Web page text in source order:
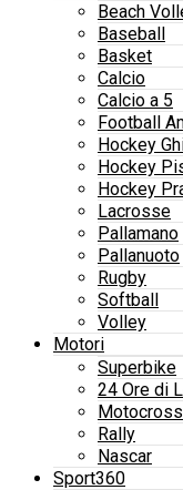
Beach
Baseball
Basket
Calcio
Calcio a 5
Football
Hockey
Hockey
Hockey
Lacrosse
Pallamano
Pallanuoto
Rugby
Softball
Volley
Motori
Superbike
24 Ore di
Motocross
Rally
Nascar
Sport360